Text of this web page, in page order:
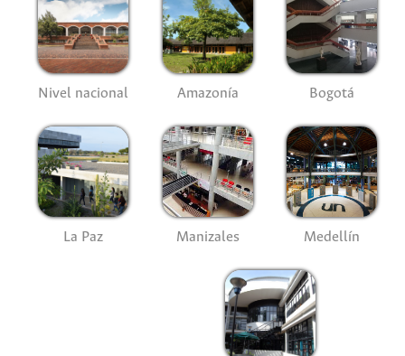
Nivel nacional Amazonía Bogotá
La Paz Manizales Medellín